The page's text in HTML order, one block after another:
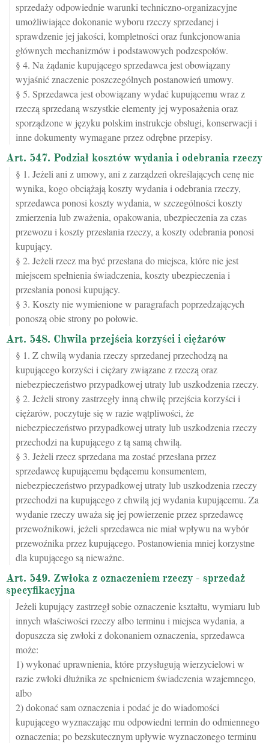
sprzedaży odpowiednie warunki techniczno-organizacyjne
umożliwiające dokonanie wyboru rzeczy sprzedanej i
sprawdzenie jej jakości, kompletności oraz funkcjonowania
głównych mechanizmów i podstawowych podzespołów.
§ 4. Na żądanie kupującego sprzedawca jest obowiązany
wyjaśnić znaczenie poszczególnych postanowień umowy.
§ 5. Sprzedawca jest obowiązany wydać kupującemu wraz z
rzeczą sprzedaną wszystkie elementy jej wyposażenia oraz
sporządzone w języku polskim instrukcje obsługi, konserwacji i
inne dokumenty wymagane przez odrębne przepisy.
Art. 547. Podział kosztów wydania i odebrania rzeczy
§ 1. Jeżeli ani z umowy, ani z zarządzeń określających cenę nie
wynika, kogo obciążają koszty wydania i odebrania rzeczy,
sprzedawca ponosi koszty wydania, w szczególności koszty
zmierzenia lub zważenia, opakowania, ubezpieczenia za czas
przewozu i koszty przesłania rzeczy, a koszty odebrania ponosi
kupujący.
§ 2. Jeżeli rzecz ma być przesłana do miejsca, które nie jest
miejscem spełnienia świadczenia, koszty ubezpieczenia i
przesłania ponosi kupujący.
§ 3. Koszty nie wymienione w paragrafach poprzedzających
ponoszą obie strony po połowie.
Art. 548. Chwila przejścia korzyści i ciężarów
§ 1. Z chwilą wydania rzeczy sprzedanej przechodzą na
kupującego korzyści i ciężary związane z rzeczą oraz
niebezpieczeństwo przypadkowej utraty lub uszkodzenia rzeczy.
§ 2. Jeżeli strony zastrzegły inną chwilę przejścia korzyści i
ciężarów, poczytuje się w razie wątpliwości, że
niebezpieczeństwo przypadkowej utraty lub uszkodzenia rzeczy
przechodzi na kupującego z tą samą chwilą.
§ 3. Jeżeli rzecz sprzedana ma zostać przesłana przez
sprzedawcę kupującemu będącemu konsumentem,
niebezpieczeństwo przypadkowej utraty lub uszkodzenia rzeczy
przechodzi na kupującego z chwilą jej wydania kupującemu. Za
wydanie rzeczy uważa się jej powierzenie przez sprzedawcę
przewoźnikowi, jeżeli sprzedawca nie miał wpływu na wybór
przewoźnika przez kupującego. Postanowienia mniej korzystne
dla kupującego są nieważne.
Art. 549. Zwłoka z oznaczeniem rzeczy - sprzedaż
specyfikacyjna
Jeżeli kupujący zastrzegł sobie oznaczenie kształtu, wymiaru lub
innych właściwości rzeczy albo terminu i miejsca wydania, a
dopuszcza się zwłoki z dokonaniem oznaczenia, sprzedawca
może:
1) wykonać uprawnienia, które przysługują wierzycielowi w
razie zwłoki dłużnika ze spełnieniem świadczenia wzajemnego,
albo
2) dokonać sam oznaczenia i podać je do wiadomości
kupującego wyznaczając mu odpowiedni termin do odmiennego
oznaczenia; po bezskutecznym upływie wyznaczonego terminu